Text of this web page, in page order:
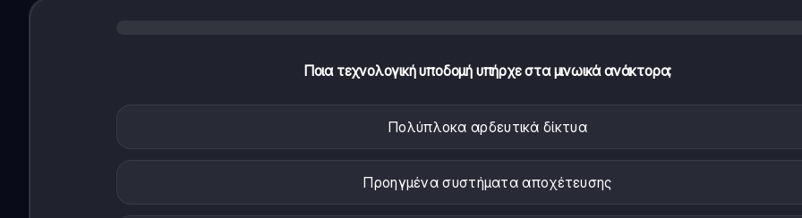
Ποια τεχνολογική υποδομή υπήρχε στα μινωικά ανάκτορα;
Πολύπλοκα αρδευτικά δίκτυα
Προηγμένα συστήματα αποχέτευσης